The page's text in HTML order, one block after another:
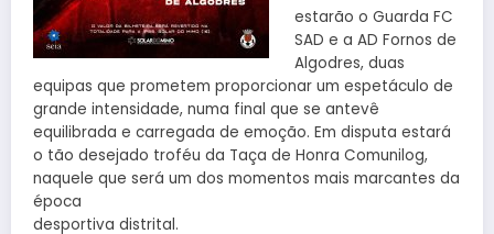
estarão o Guarda FC
SAD e a AD Fornos de
Algodres, duas
equipas que prometem proporcionar um espetáculo de
grande intensidade, numa final que se antevê
equilibrada e carregada de emoção. Em disputa estará
o tão desejado troféu da Taça de Honra Comunilog,
naquele que será um dos momentos mais marcantes da
época
desportiva distrital.